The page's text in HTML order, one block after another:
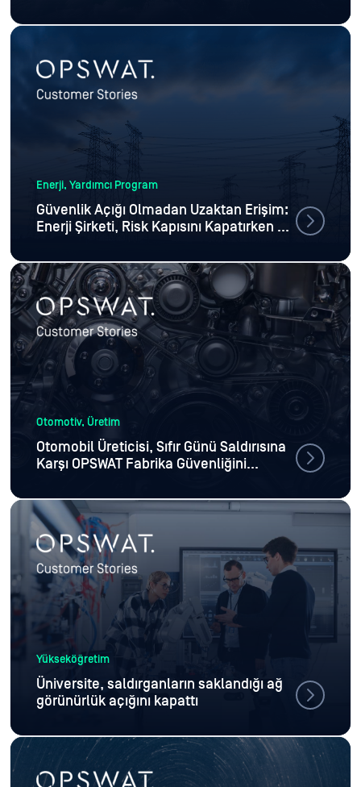
Enerji, Yardımcı Program
Güvenlik Açığı Olmadan Uzaktan Erişim:
Enerji Şirketi, Risk Kapısını Kapatırken OT
Otomotiv, Üretim
Otomobil Üreticisi, Sıfır Günü Saldırısına
Karşı OPSWAT Fabrika Güvenliğini
Yükseköğretim
Üniversite, saldırganların saklandığı ağ
görünürlük açığını kapattı